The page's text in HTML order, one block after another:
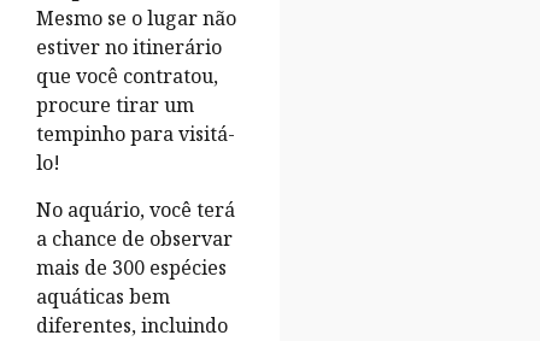
Mesmo se o lugar não
estiver no itinerário
que você contratou,
procure tirar um
tempinho para visitá-
lo!
No aquário, você terá
a chance de observar
mais de 300 espécies
aquáticas bem
diferentes, incluindo